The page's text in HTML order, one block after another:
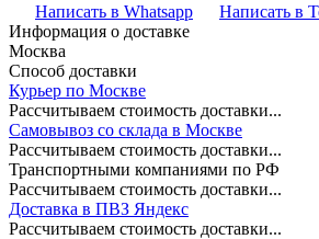
Написать в Whatsapp
Написать в
Информация о доставке
Москва
Способ доставки
Курьер по Москве
Рассчитываем стоимость доставки...
Самовывоз со склада в Москве
Рассчитываем стоимость доставки...
Транспортными компаниями по РФ
Рассчитываем стоимость доставки...
Доставка в ПВЗ Яндекс
Рассчитываем стоимость доставки...